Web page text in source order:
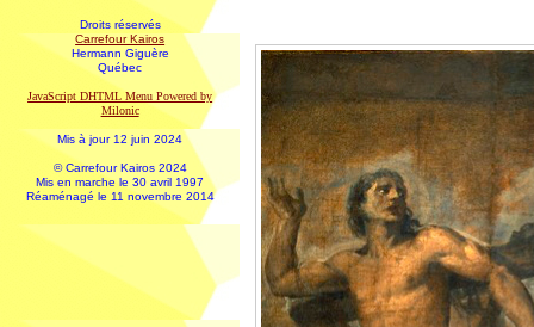
Droits réservés
Carrefour Kairos
Hermann Giguère
Québec
JavaScript DHTML Menu Powered by
Milonic
Mis à jour 12 juin 2024
© Carrefour Kairos 2024
Mis en marche le 30 avril 1997
Réaménagé le 11 novembre 2014